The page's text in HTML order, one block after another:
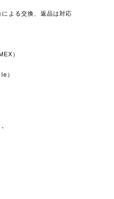
よる交換、返品は対応
）
）